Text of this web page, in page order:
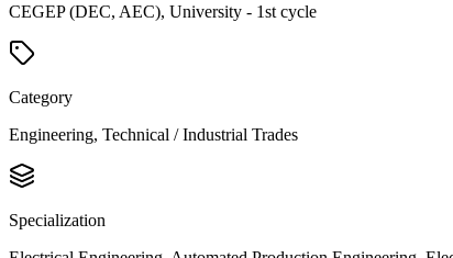
CEGEP (DEC, AEC), University - 1st cycle
Category
Engineering, Technical / Industrial Trades
Specialization